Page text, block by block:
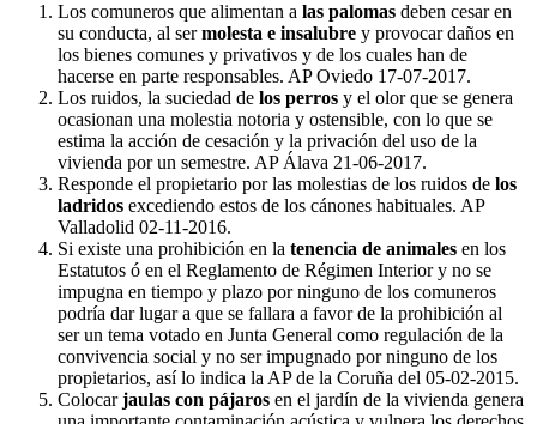
Los comuneros que alimentan a las palomas deben cesar en
su conducta, al sermolesta e insalubre y provocar daños en
los bienes comunes y privativos y de los cuales han de
hacerse en parte responsables. AP Oviedo 17-07-2017.
Los ruidos, la suciedad de los perros y el olor que se genera
ocasionan una molestia notoria y ostensible, con lo que se
estima la acción de cesación y la privación del uso de la
vivienda por un semestre. AP Álava 21-06-2017.
Responde el propietario por las molestias de los ruidos de los
ladridos excediendo estos de los cánones habituales. AP
Valladolid 02-11-2016.
Si existe una prohibición en la tenencia de animales en los
Estatutos ó en el Reglamento de Régimen Interior y no se
impugna en tiempo y plazo por ninguno de los comuneros
podría dar lugar a que se fallara a favor de la prohibición al
ser un tema votado en Junta General como regulación de la
convivencia social y no ser impugnado por ninguno de los
propietarios, así lo indica la AP de la Coruña del 05-02-2015.
Colocarjaulas con pájaros en el jardín de la vivienda genera